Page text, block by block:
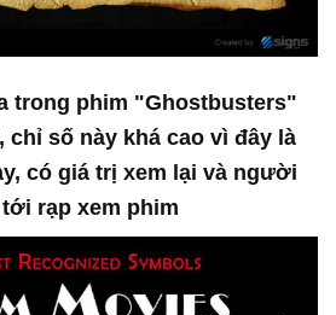
trong phim "Ghostbusters"
chỉ số này khá cao vì đây là
có giá trị xem lại và người
rạp xem phim